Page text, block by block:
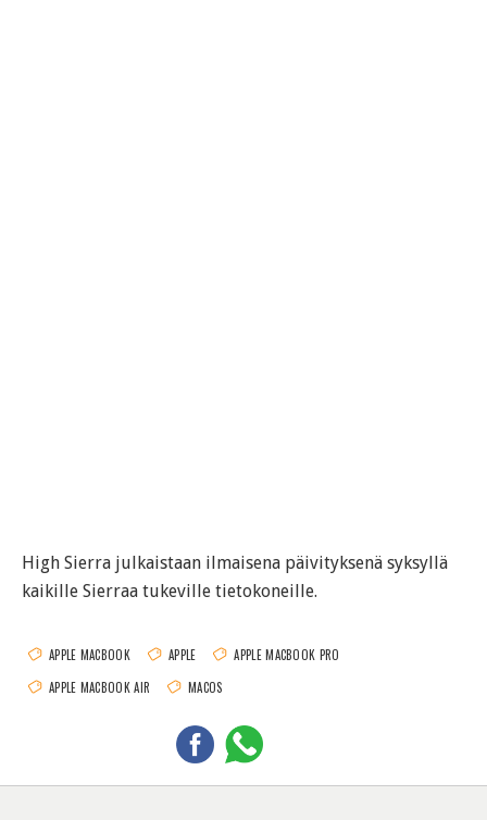
High Sierra julkaistaan ilmaisena päivityksenä syksyllä
kaikille Sierraa tukeville tietokoneille.
APPLE MACBOOK APPLE
APPLE MACBOOK PRO
APPLE MACBOOK AIR
MACOS